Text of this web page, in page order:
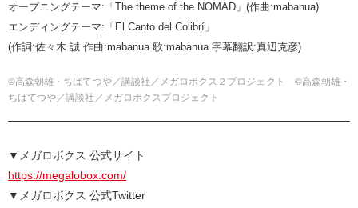
オープニングテーマ:「The theme of the NOMAD」(作曲:mabanua)
エンディングテーマ:「El Canto del Colibrí」
(作詞:佐々木 誠 作曲:mabanua 歌:mabanua 字幕翻訳:真辺克彦)
©高森朝雄・ちばてつや／講談社／メガロボクス２プロジェクト ©高森朝雄・
ちばてつや／講談社／メガロボクスプロジェクト
▼メガロボクス 公式サイト
https://megalobox.com/
▼メガロボクス 公式Twitter